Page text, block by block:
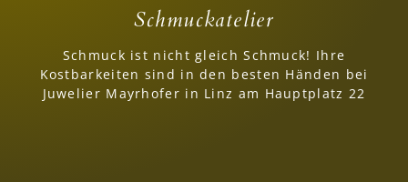
Schmuckatelier
Schmuck ist nicht gleich Schmuck! Ihre
Kostbarkeiten sind in den besten Händen bei
Juwelier Mayrhofer in Linz am Hauptplatz 22